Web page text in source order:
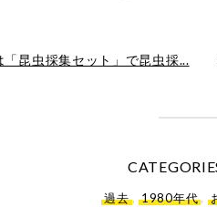
「昆虫採集セット」で昆虫採...
過去,1980年代 ,